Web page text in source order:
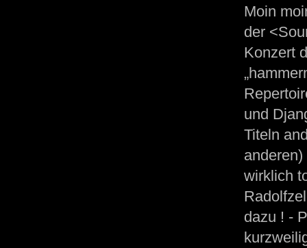
Moin
der
Konzert
und
Titeln
wirklich
dazu ! -